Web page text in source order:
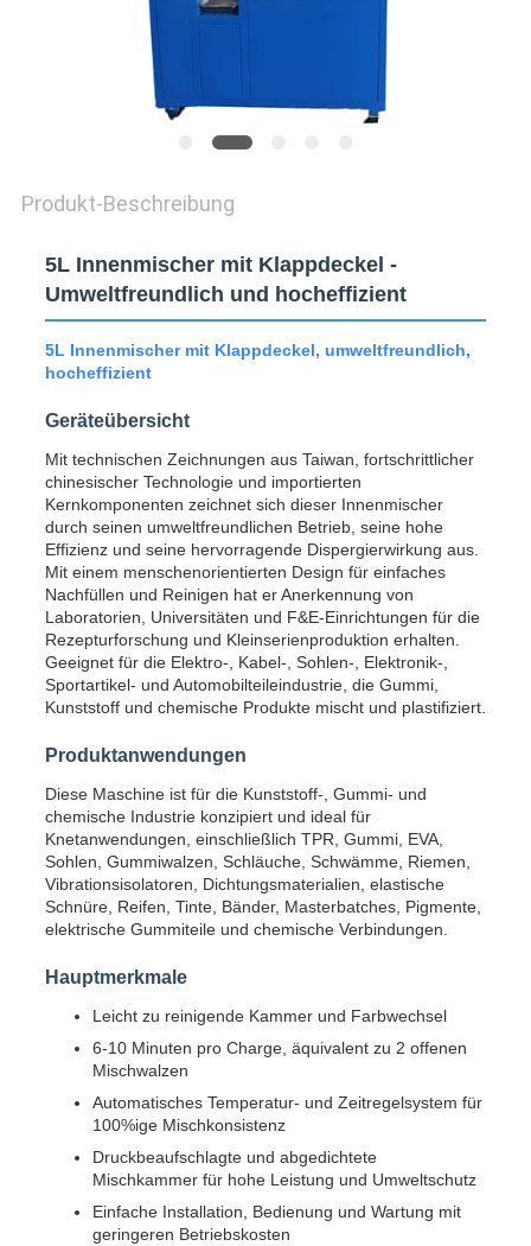
Produkt-Beschreibung
5L Innenmischer mit Klappdeckel -
Umweltfreundlich und hocheffizient
5L Innenmischer mit Klappdeckel, umweltfreundlich,
hocheffizient
Geräteübersicht
Mit technischen Zeichnungen aus Taiwan, fortschrittlicher
chinesischer Technologie und importierten
Kernkomponenten zeichnet sich dieser Innenmischer
durch seinen umweltfreundlichen Betrieb, seine hohe
Effizienz und seine hervorragende Dispergierwirkung aus.
Mit einem menschenorientierten Design für einfaches
Nachfüllen und Reinigen hat er Anerkennung von
Laboratorien, Universitäten und F&E-Einrichtungen für die
Rezepturforschung und Kleinserienproduktion erhalten.
Geeignet für die Elektro-, Kabel-, Sohlen-, Elektronik-,
Sportartikel- und Automobilteileindustrie, die Gummi,
Kunststoff und chemische Produkte mischt und plastifiziert.
Produktanwendungen
Diese Maschine ist für die Kunststoff-, Gummi- und
chemische Industrie konzipiert und ideal für
Knetanwendungen, einschließlich TPR, Gummi, EVA,
Sohlen, Gummiwalzen, Schläuche, Schwämme, Riemen,
Vibrationsisolatoren, Dichtungsmaterialien, elastische
Schnüre, Reifen, Tinte, Bänder, Masterbatches, Pigmente,
elektrische Gummiteile und chemische Verbindungen.
Hauptmerkmale
Leicht zu reinigende Kammer und Farbwechsel
6-10 Minuten pro Charge, äquivalent zu 2 offenen
Mischwalzen
Automatisches Temperatur- und Zeitregelsystem für
100%ige Mischkonsistenz
Druckbeaufschlagte und abgedichtete
Mischkammer für hohe Leistung und Umweltschutz
Einfache Installation, Bedienung und Wartung mit
geringeren Betriebskosten